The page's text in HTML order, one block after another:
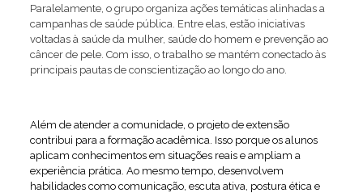
Paralelamente, o grupo organiza ações temáticas alinhadas a
campanhas de saúde pública. Entre elas, estão iniciativas
voltadas à saúde da mulher, saúde do homem e prevenção ao
câncer de pele. Com isso, o trabalho se mantém conectado às
principais pautas de conscientização ao longo do ano.
Além de atender a comunidade, o projeto de extensão
contribui para a formação acadêmica. Isso porque os alunos
aplicam conhecimentos em situações reais e ampliam a
experiência prática. Ao mesmo tempo, desenvolvem
habilidades como comunicação, escuta ativa, postura ética e